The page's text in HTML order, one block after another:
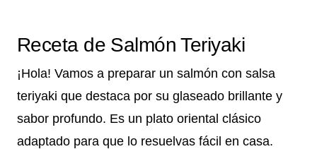
Receta de Salmón Teriyaki
¡Hola! Vamos a preparar un salmón con salsa
teriyaki que destaca por su glaseado brillante y
sabor profundo. Es un plato oriental clásico
adaptado para que lo resuelvas fácil en casa.